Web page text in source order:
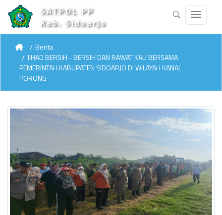
SATPOL PP
Kab. Sidoarjo
Berita
JIHAD BERSIH - BERSIH DAN RAWAT KALI BERSAMA
PEMERINTAH KABUPATEN SIDOARJO DI WILAYAH KANAL
PORONG